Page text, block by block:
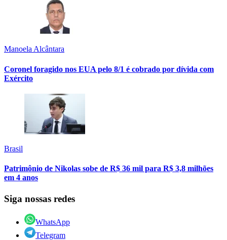
Manoela Alcântara
Coronel foragido nos EUA pelo 8/1 é cobrado por dívida com
Exército
Brasil
Patrimônio de Nikolas sobe de R$ 36 mil para R$ 3,8 milhões
em 4 anos
Siga nossas redes
WhatsApp
Telegram